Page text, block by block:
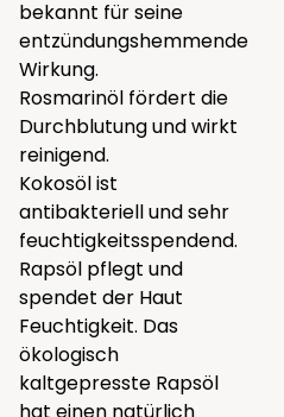
bekannt für seine
entzündungshemmende
Wirkung.
Rosmarinöl fördert die
Durchblutung und wirkt
reinigend.
Kokosöl ist
antibakteriell und sehr
feuchtigkeitsspendend.
Rapsöl pflegt und
spendet der Haut
Feuchtigkeit. Das
ökologisch
kaltgepresste Rapsöl